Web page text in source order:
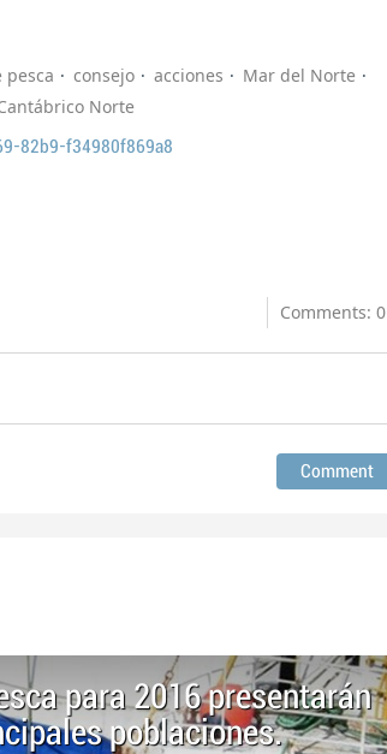
pesca consejo acciones
Mar del Norte
Norte
82b9-f34980f869a8
Comments: 0
para 2016 presentarán
poblaciones.